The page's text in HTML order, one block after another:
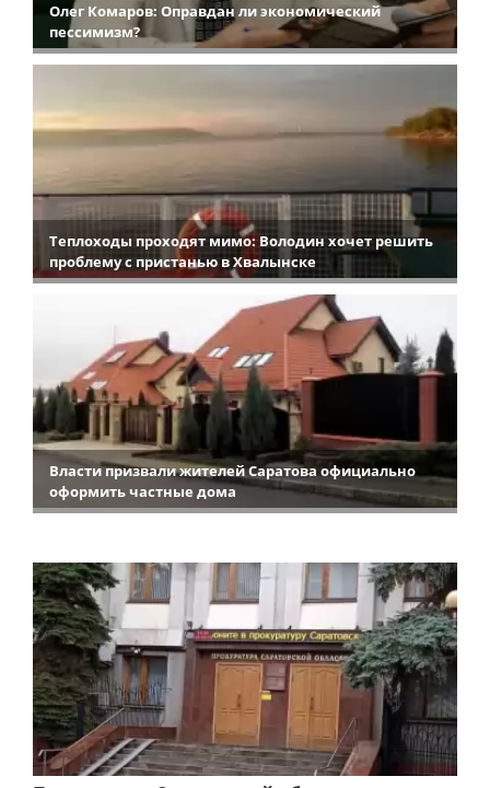
Олег Комаров: Оправдан ли экономический
пессимизм?
Теплоходы проходят мимо: Володин хочет решить
проблему с пристанью в Хвалынске
Власти призвали жителей Саратова официально
оформить частные дома